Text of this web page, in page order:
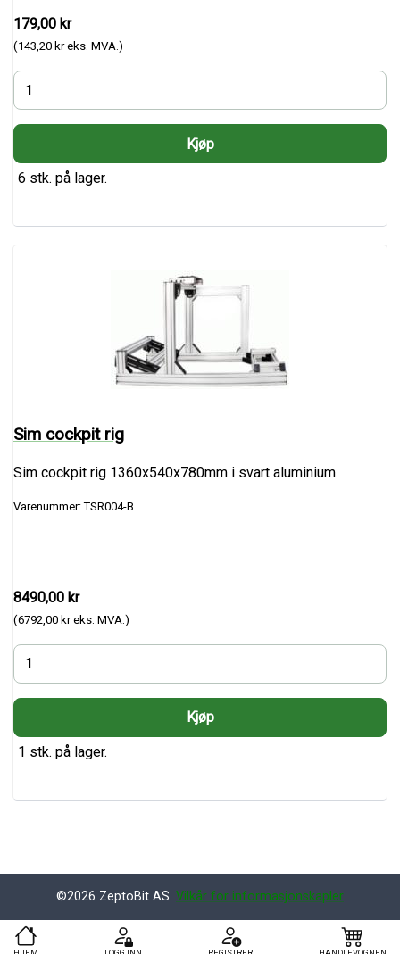
179,00 kr
(143,20 kr eks. MVA.)
6 stk. på lager.
Sim cockpit rig
Sim cockpit rig 1360x540x780mm i svart aluminium.
Varenummer: TSR004-B
8490,00 kr
(6792,00 kr eks. MVA.)
1 stk. på lager.
©2026 ZeptoBit AS. Vilkår for informasjonskapler